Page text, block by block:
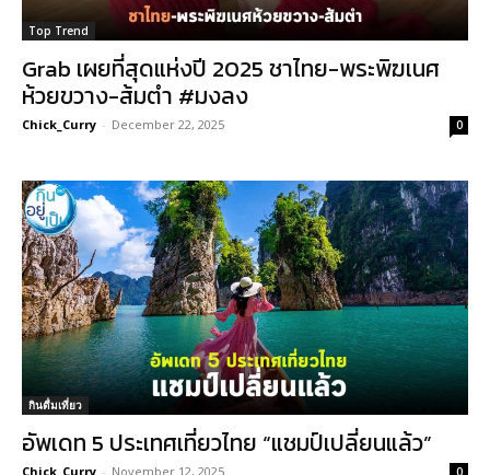
Top Trend
Grab เผยที่สุดแห่งปี 2025 ชาไทย-พระพิฆเนศ
ห้วยขวาง-ส้มตำ #มงลง
Chick_Curry - December 22, 2025 0
กินดื่มเที่ยว
อัพเดท 5 ประเทศเที่ยวไทย “แชมป์เปลี่ยนแล้ว”
Chick_Curry - November 12, 2025 0